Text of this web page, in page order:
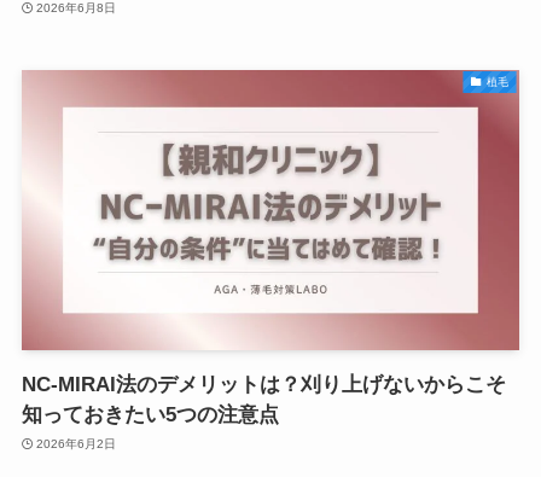
2026年6月8日
植毛
NC-MIRAI法のデメリットは？刈り上げないからこそ
知っておきたい5つの注意点
2026年6月2日